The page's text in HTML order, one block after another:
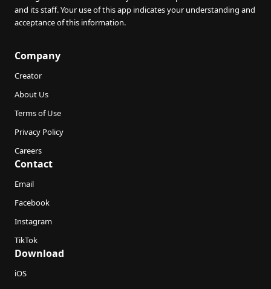
and its staff. Your use of this app indicates your understanding and
acceptance of this information.
Company
Creator
About Us
Terms of Use
Privacy Policy
Careers
Contact
Email
Facebook
Instagram
TikTok
Download
iOS